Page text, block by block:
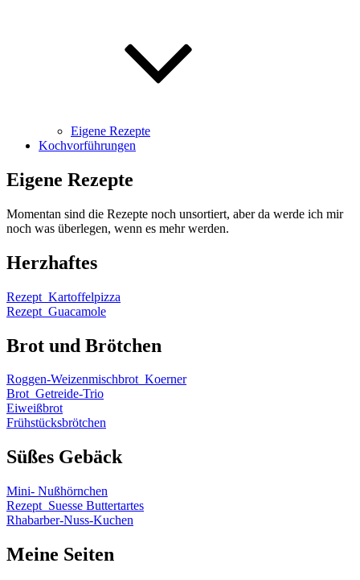
Eigene Rezepte
Kochvorführungen
Eigene Rezepte
Momentan sind die Rezepte noch unsortiert, aber da werde ich mir
noch was überlegen, wenn es mehr werden.
Herzhaftes
Rezept_Kartoffelpizza
Rezept_Guacamole
Brot und Brötchen
Roggen-Weizenmischbrot_Koerner
Brot_Getreide-Trio
Eiweißbrot
Frühstücksbrötchen
Süßes Gebäck
Mini- Nußhörnchen
Rezept_Suesse Buttertartes
Rhabarber-Nuss-Kuchen
Meine Seiten